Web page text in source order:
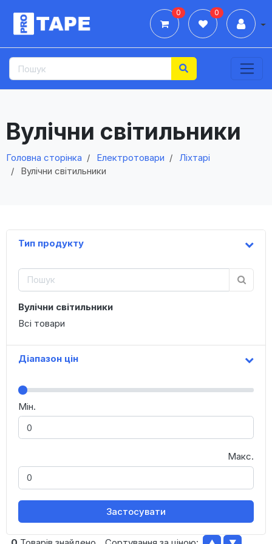
0 0
Вулічни світильники
Головна сторінка Електротовари
Ліхтарі
Вулічни світильники
Тип продукту
Вулічни світильники
Всі товари
Діапазон цін
Мін.
Макс.
Застосувати